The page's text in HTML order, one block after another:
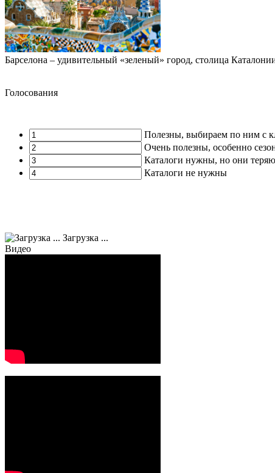
Барселона – удивительный «зеленый» город, столица
Голосования
Полезны, выбираем по ним с
Очень полезны, особенно
Каталоги нужны, но они
Каталоги не нужны
Загрузка ...
Видео